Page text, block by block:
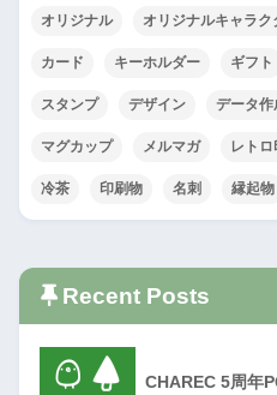
オリジナル オリジナルキャラク
カード キーホルダー ギフト
スタンプ デザイン データ作
マグカップ メルマガ レトロ
冷茶 印刷物 名刺 縁起物
Recent Posts
CHAREC 5周年